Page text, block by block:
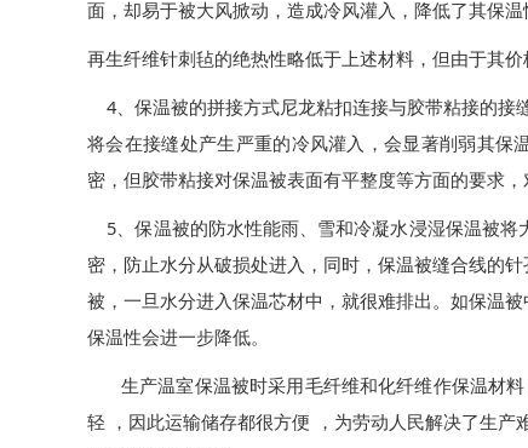
面，却易于被大风掀动，造成冷风灌入，降低了其保
再生纤维针刺毡的绝热性略低于上述材料，但由于其
4 、保温被的拼接方式尼龙粘扣连接与胶带粘接的
将会在接缝处产生严重的冷风灌入，会显著削弱其保
密，但胶带粘接对保温被表面有平整度等方面的要求
5 、保温被的防水性能雨、雪和冷凝水浸湿保温被
密，防止水分从破损处进入，同时，保温被缝合线的
被，一旦水分进入保温芯材中，就很难排出。如保温
保温性会进一步降低。
生产温室保温被时采用毛纤维和化纤维作保温材料
轻
，因此运输储存都很方便 ，为劳动人民解决了生